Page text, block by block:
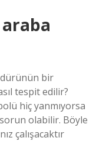
bir
tespit edilir?
hiç yanmıyorsa
olabilir. Böyle
çalışacaktır